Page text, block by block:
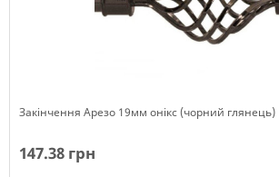
Закінчення Арезо 19мм онікс (чорний глянець)
147.38 грн